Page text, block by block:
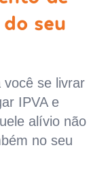
seu
você se livrar
IPVA e
alívio não
no seu